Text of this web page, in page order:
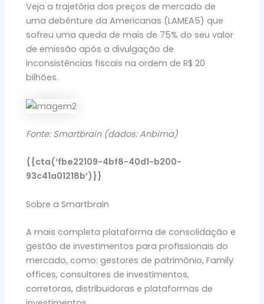
Veja a trajetória dos preços de mercado de
uma debênture da Americanas (LAMEA5) que
sofreu uma queda de mais de 75% do seu valor
de emissão após a divulgação de
inconsistências fiscais na ordem de R$ 20
bilhões.
Fonte: Smartbrain (dados: Anbima)
{{cta(‘fbe22109-4bf8-40d1-b200-
93c41a01218b’)}}
Sobre a Smartbrain
A mais completa plataforma de consolidação e
gestão de investimentos para profissionais do
mercado, como: gestores de patrimônio, Family
offices, consultores de investimentos,
corretoras, distribuidoras e plataformas de